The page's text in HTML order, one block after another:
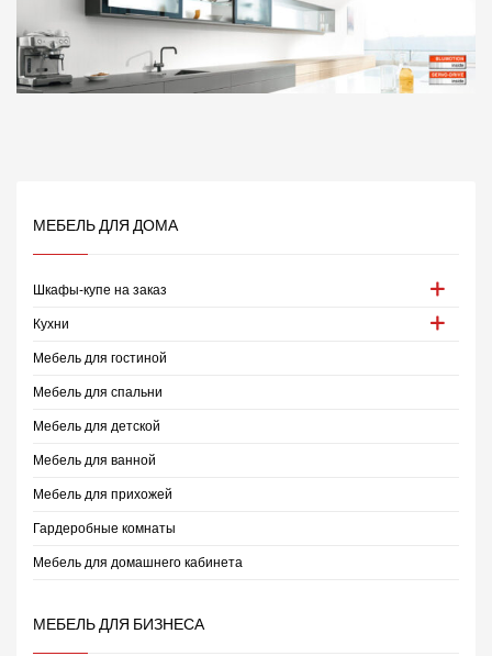
МЕБЕЛЬ ДЛЯ ДОМА
Шкафы-купе на заказ
Кухни
Мебель для гостиной
Мебель для спальни
Мебель для детской
Мебель для ванной
Мебель для прихожей
Гардеробные комнаты
Мебель для домашнего кабинета
МЕБЕЛЬ ДЛЯ БИЗНЕСА